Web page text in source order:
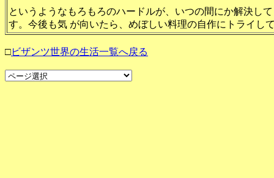
というようなもろもろのハードルが、いつの間にか解決し
す。今後も気 が向いたら、めぼしい料理の自作にトライし
□ビザンツ世界の生活一覧へ戻る